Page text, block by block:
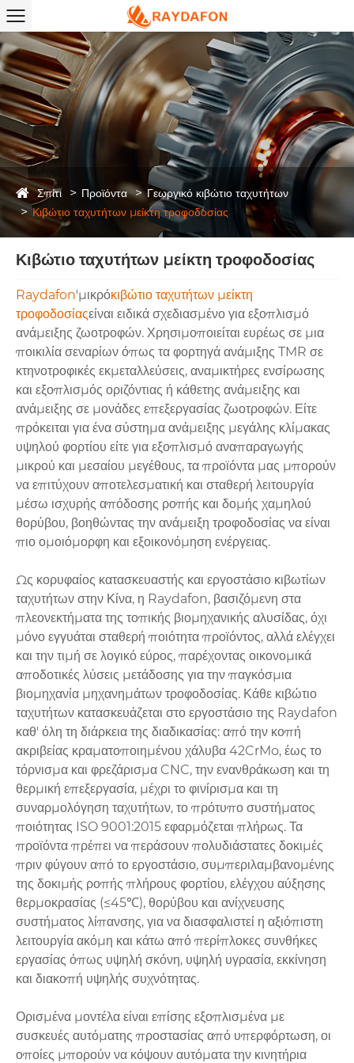
Σπίτι Προϊόντα
Γεωργικό κιβώτιο ταχυτήτων
Κιβώτιο ταχυτήτων μείκτη τροφοδοσίας
Κιβώτιο ταχυτήτων μείκτη τροφοδοσίας
Raydafon'μικρόκιβώτιο ταχυτήτων μείκτη
τροφοδοσίαςείναι ειδικά σχεδιασμένο για εξοπλισμό
ανάμειξης ζωοτροφών. Χρησιμοποιείται ευρέως σε μια
ποικιλία σεναρίων όπως τα φορτηγά ανάμιξης TMR σε
κτηνοτροφικές εκμεταλλεύσεις, αναμικτήρες ενσίρωσης
και εξοπλισμός οριζόντιας ή κάθετης ανάμειξης και
ανάμειξης σε μονάδες επεξεργασίας ζωοτροφών. Είτε
πρόκειται για ένα σύστημα ανάμειξης μεγάλης κλίμακας
υψηλού φορτίου είτε για εξοπλισμό αναπαραγωγής
μικρού και μεσαίου μεγέθους, τα προϊόντα μας μπορούν
να επιτύχουν αποτελεσματική και σταθερή λειτουργία
μέσω ισχυρής απόδοσης ροπής και δομής χαμηλού
θορύβου, βοηθώντας την ανάμειξη τροφοδοσίας να είναι
πιο ομοιόμορφη και εξοικονόμηση ενέργειας.
Ως κορυφαίος κατασκευαστής και εργοστάσιο κιβωτίων
ταχυτήτων στην Κίνα, η Raydafon, βασιζόμενη στα
πλεονεκτήματα της τοπικής βιομηχανικής αλυσίδας, όχι
μόνο εγγυάται σταθερή ποιότητα προϊόντος, αλλά ελέγχει
και την τιμή σε λογικό εύρος, παρέχοντας οικονομικά
αποδοτικές λύσεις μετάδοσης για την παγκόσμια
βιομηχανία μηχανημάτων τροφοδοσίας. Κάθε κιβώτιο
ταχυτήτων κατασκευάζεται στο εργοστάσιο της Raydafon
καθ' όλη τη διάρκεια της διαδικασίας: από την κοπή
ακριβείας κραματοποιημένου χάλυβα 42CrMo, έως το
τόρνισμα και φρεζάρισμα CNC, την ενανθράκωση και τη
θερμική επεξεργασία, μέχρι το φινίρισμα και τη
συναρμολόγηση ταχυτήτων, το πρότυπο συστήματος
ποιότητας ISO 9001:2015 εφαρμόζεται πλήρως. Τα
προϊόντα πρέπει να περάσουν πολυδιάστατες δοκιμές
πριν φύγουν από το εργοστάσιο, συμπεριλαμβανομένης
της δοκιμής ροπής πλήρους φορτίου, ελέγχου αύξησης
θερμοκρασίας (≤45℃), θορύβου και ανίχνευσης
συστήματος λίπανσης, για να διασφαλιστεί η αξιόπιστη
λειτουργία ακόμη και κάτω από περίπλοκες συνθήκες
εργασίας όπως υψηλή σκόνη, υψηλή υγρασία, εκκίνηση
και διακοπή υψηλής συχνότητας.
Ορισμένα μοντέλα είναι επίσης εξοπλισμένα με
συσκευές αυτόματης προστασίας από υπερφόρτωση, οι
οποίες μπορούν να κόψουν αυτόματα την κινητήρια